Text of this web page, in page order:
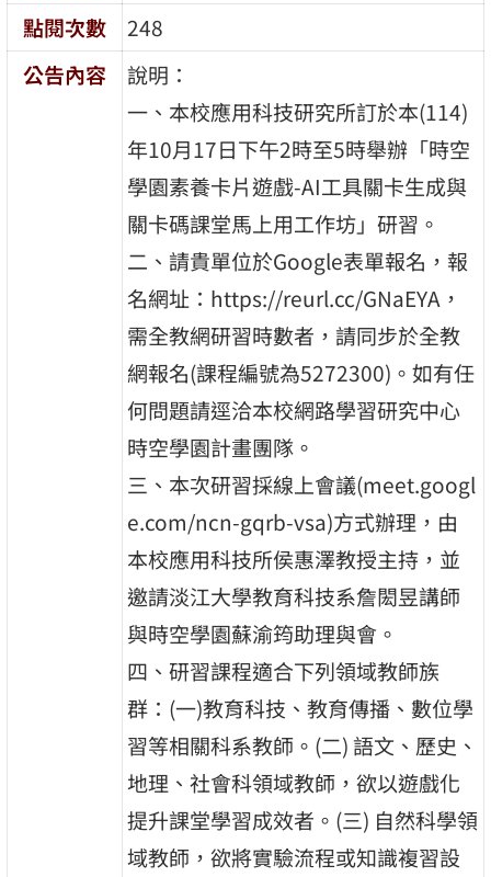
點閱次數
248
公告內容
說明：
一、本校應用科技研究所訂於本(114)
年10月17日下午2時至5時舉辦「時空
學園素養卡片遊戲-AI工具關卡生成與
關卡碼課堂馬上用工作坊」研習。
二、請貴單位於Google表單報名，報
名網址：https://reurl.cc/GNaEYA，
需全教網研習時數者，請同步於全教
網報名(課程編號為5272300)。如有任
何問題請逕洽本校網路學習研究中心
時空學園計畫團隊。
三、本次研習採線上會議(meet.googl
e.com/ncn-gqrb-vsa)方式辦理，由
本校應用科技所侯惠澤教授主持，並
邀請淡江大學教育科技系詹閎昱講師
與時空學園蘇渝筠助理與會。
四、研習課程適合下列領域教師族
群：(一)教育科技、教育傳播、數位學
習等相關科系教師。(二) 語文、歷史、
地理、社會科領域教師，欲以遊戲化
提升課堂學習成效者。(三) 自然科學領
域教師，欲將實驗流程或知識複習設